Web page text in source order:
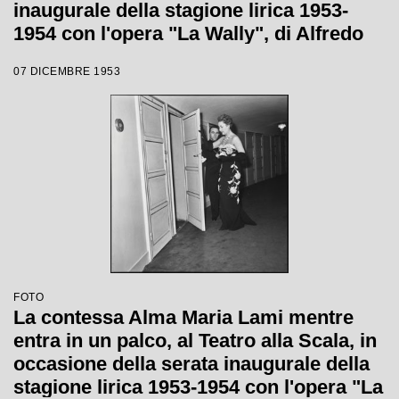
inaugurale della stagione lirica 1953-
1954 con l'opera "La Wally", di Alfredo
con la regia di Tatiana Pavlova
07 DICEMBRE 1953
FOTO
La contessa Alma Maria Lami mentre
entra in un palco, al Teatro alla Scala, in
occasione della serata inaugurale della
stagione lirica 1953-1954 con l'opera "La